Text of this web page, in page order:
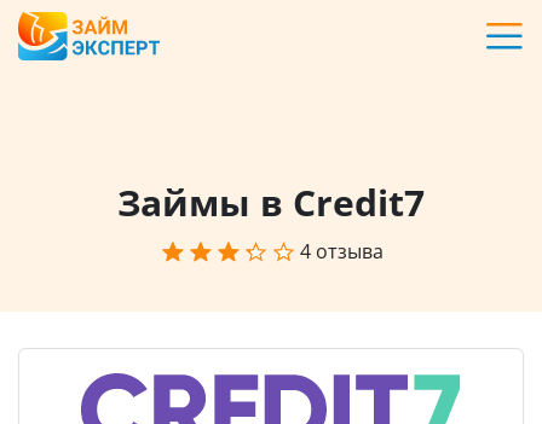
Карты
Бизнес
Займы в Credit7
4 отзыва